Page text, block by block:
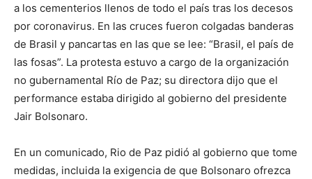
a los cementerios llenos de todo el país tras los decesos
por coronavirus. En las cruces fueron colgadas banderas
de Brasil y pancartas en las que se lee: “Brasil, el país de
las fosas”. La protesta estuvo a cargo de la organización
no gubernamental Río de Paz; su directora dijo que el
performance estaba dirigido al gobierno del presidente
Jair Bolsonaro.
En un comunicado, Rio de Paz pidió al gobierno que tome
medidas, incluida la exigencia de que Bolsonaro ofrezca